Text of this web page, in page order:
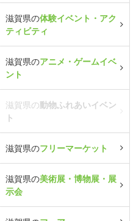
滋賀県の体験イベント・アク
ティビティ
滋賀県のアニメ・ゲームイベ
ント
滋賀県の動物ふれあいイベン
ト
滋賀県のフリーマーケット
滋賀県の美術展・博物展・展
示会